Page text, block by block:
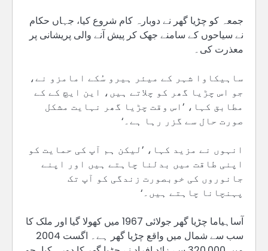
جمعہ کو چڑیا گھر نے دوبارہ کام شروع کیا، جہاں حکام
نے سیاحوں کے سامنے جھک کر پیش آنے والی پریشانی پر
معذرت کی۔
ساہیکاوا شہر کے میئر ہیرو سُکے امامزو نے،
جو اس چڑیا گھر کو چلاتے ہیں، این ایچ کے کے
مطابق کہا، ’اس وقت چڑیا گھر نہایت مشکل
صورت حال سے گزر رہا ہے۔‘
انہوں نے مزید کہا، ’لیکن ہم آپ کی حمایت کو
اپنی طاقت میں بدلنا چاہتے ہیں اور اپنے
جانوروں کی خوبصورت زندگی کو آپ تک
پہنچانا چاہتے ہیں۔‘
آساہیاما چڑیا گھر جولائی 1967 میں کھولا گیا اور ملک کا
سب سے شمال میں واقع چڑیا گھر ہے۔ اگست 2004